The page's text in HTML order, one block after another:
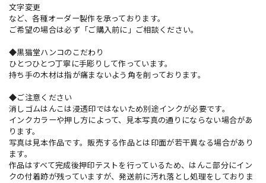
文字変更
など、各種オーダー製作を承っております。
ご希望の場合は必ず「ご購入前に」ご相談ください。
◆黒猫堂ハンコのこだわり
ひとつひとつ丁寧に手彫りして作っています。
持ち手の木材は指が痛まないよう角を削っております。
◆ご注意ください
消しゴムはんこは浸透印ではないため別途インクが必要です。
インクカラーや押し方によって、見本写真の通りにならない場合があ
ります。
写真は見本作品です。販売する作品とは印面が若干異なる場合があり
ます。
作品はすべて完成後押印テストを行っているため、はんこ部分にイン
クの付着跡が残っていますが、発送前に汚れ落とし処理をしておりま